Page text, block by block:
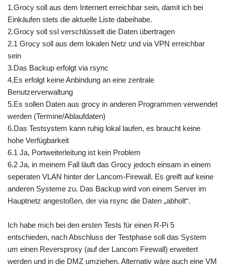
1.Grocy soll aus dem Internert erreichbar sein, damit ich bei
Einkäufen stets die aktuelle Liste dabeihabe.
2.Grocy soll ssl verschlüsselt die Daten übertragen
2.1 Grocy soll aus dem lokalen Netz und via VPN erreichbar
sein
3.Das Backup erfolgt via rsync
4.Es erfolgt keine Anbindung an eine zentrale
Benutzerverwaltung
5.Es sollen Daten aus grocy in anderen Programmen verwendet
werden (Termine/Ablaufdaten)
6.Das Testsystem kann ruhig lokal laufen, es braucht keine
hohe Verfügbarkeit
6.1 Ja, Portweiterleitung ist kein Problem
6.2 Ja, in meinem Fall läuft das Grocy jedoch einsam in einem
seperaten VLAN hinter der Lancom-Firewall. Es greift auf keine
anderen Systeme zu. Das Backup wird von einem Server im
Hauptnetz angestoßen, der via rsync die Daten „abholt“.
Ich habe mich bei den ersten Tests für einen R-Pi 5
entschieden, nach Abschluss der Testphase soll das System
um einen Reversproxy (auf der Lancom Firewall) erweitert
werden und in die DMZ umziehen. Alternativ wäre auch eine VM